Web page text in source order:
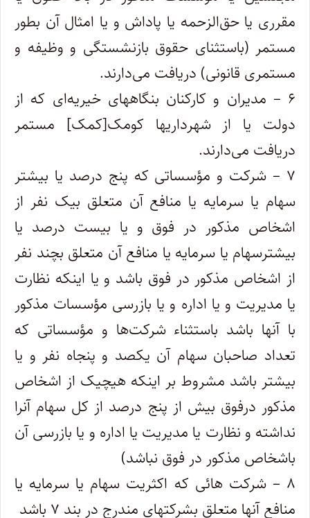
مقرری یا حق‌الزحمه یا پاداش و یا امثال آن بطور
مستمر (‌باستثنای حقوق بازنشستگی و وظیفه و
مستمری قانونی) دریافت می‌دارند.
۶ – مدیران و کارکنان بنگاههای خیریه‌ای که از
دولت یا از شهرداریها کومک[کمک] مستمر
دریافت می‌دارند.
۷ – شرکت و مؤسساتی که پنج درصد یا بیشتر
سهام یا سرمایه یا منافع آن متعلق بیک نفر از
اشخاص مذکور در فوق و یا بیست درصد یا
بیشتر‌سهام یا سرمایه یا منافع آن متعلق بچند نفر
از اشخاص مذکور در فوق باشد و یا اینکه نظارت
یا مدیریت و یا اداره و یا بازرسی مؤسسات مذکور
با آنها ‌باشد باستثناء شرکت‌ها و مؤسساتی که
تعداد صاحبان سهام آن یکصد و پنجاه نفر و یا
بیشتر باشد مشروط بر اینکه هیچیک از اشخاص
مذکور در‌فوق بیش از پنج درصد از کل سهام آنرا
نداشته و نظارت یا مدیریت یا اداره و یا بازرسی آن
باشخاص مذکور در فوق نباشد)
۸ – شرکت هائی که اکثریت سهام یا سرمایه یا
منافع آنها متعلق بشرکتهای مندرج در بند ۷ باشد